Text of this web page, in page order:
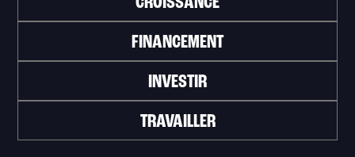
FINANCEMENT
INVESTIR
TRAVAILLER